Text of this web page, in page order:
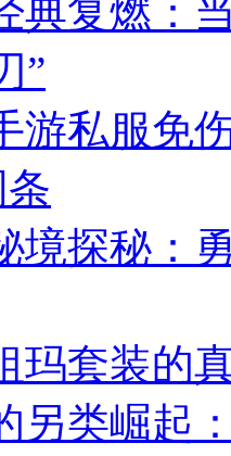
典复燃：
”
游私服免
境探秘：
玛套装的
另类崛起